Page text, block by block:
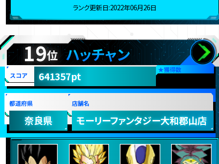
ランク更新日:2022年06月26日
19位 ハッチャン
★獲得数
スコア 641357pt
都道府県
奈良県
店舗名
モーリーファンタジー大和郡山店